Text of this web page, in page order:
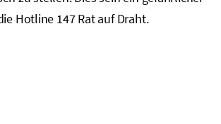
Hotline 147 Rat auf Draht.